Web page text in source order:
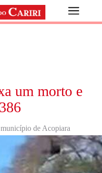
um morto e
de Acopiara